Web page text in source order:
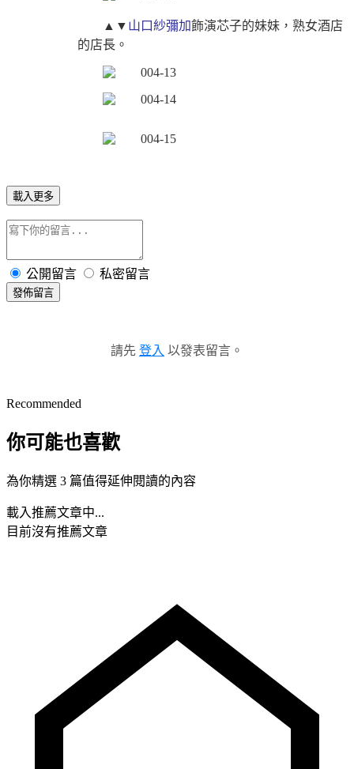
▲▼ 山口紗彌加飾演芯子的妹妹，熟女酒店
的店長。
載入更多
公開留言 私密留言
發佈留言
請先 登入 以發表留言。
Recommended
你可能也喜歡
為你精選 3 篇值得延伸閱讀的內容
載入推薦文章中...
目前沒有推薦文章